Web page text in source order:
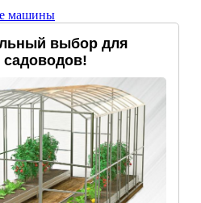
машины
выбор для
садоводов!